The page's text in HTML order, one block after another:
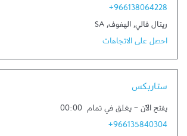
+966138064228
ريتال فالي, الهفوف,
SA
احصل على الاتجاهات
ستاربكس
يفتح الآن - يغلق في تمام 00:00
+966135840304